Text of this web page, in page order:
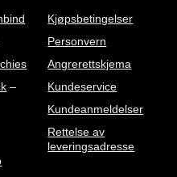
–
Kjøpsbetingelser
Personvern
Angrerettskjema
Kundeservice
Kundeanmeldelser
Rettelse av
leveringsadresse